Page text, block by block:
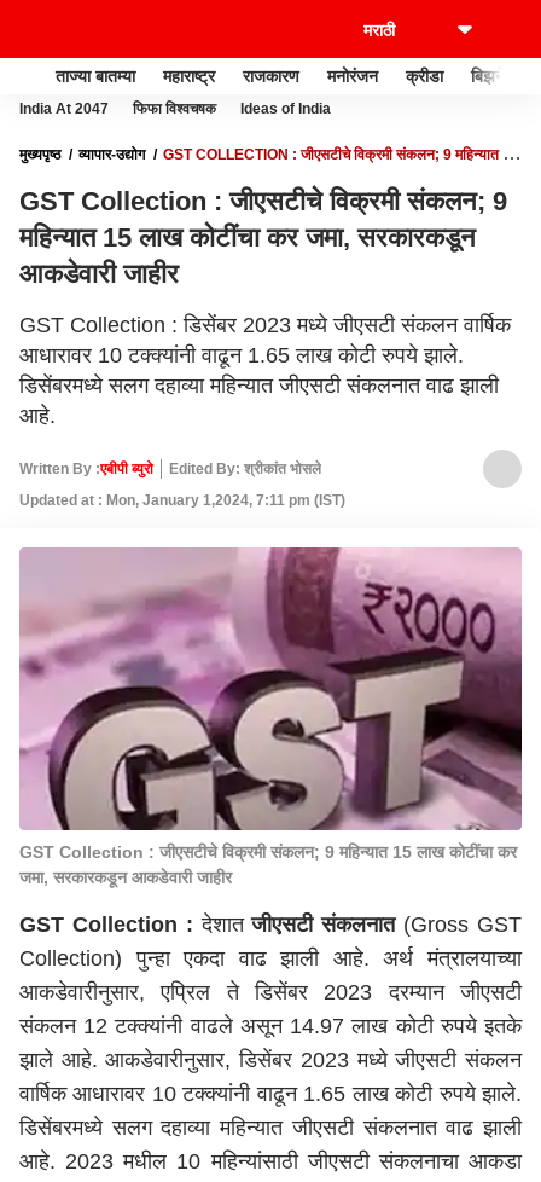
ताज्या बातम्या महाराष्ट्र राजकारण मनोरंजन क्रीडा बिझनेस
India At 2047 फिफा विश्वचषक Ideas of India
मुख्यपृष्ठ व्यापार-उद्योग
GST COLLECTION : जीएसटीचे विक्रमी संकलन; 9 महिन्यात 15
GST Collection : जीएसटीचे विक्रमी संकलन; 9
महिन्यात 15 लाख कोटींचा कर जमा, सरकारकडून
आकडेवारी जाहीर
GST Collection : डिसेंबर 2023 मध्ये जीएसटी संकलन वार्षिक
आधारावर 10 टक्क्यांनी वाढून 1.65 लाख कोटी रुपये झाले.
डिसेंबरमध्ये सलग दहाव्या महिन्यात जीएसटी संकलनात वाढ झाली
आहे.
Written By :एबीपी ब्युरो
Edited By: श्रीकांत भोसले
Updated at : Mon, January 1,2024, 7:11 pm (IST)
GST Collection : जीएसटीचे विक्रमी संकलन; 9 महिन्यात 15 लाख कोटींचा कर
जमा, सरकारकडून आकडेवारी जाहीर
GST Collection : देशातजीएसटी संकलनात(Gross GST
Collection) पुन्हा एकदा वाढ झाली आहे. अर्थ मंत्रालयाच्या
आकडेवारीनुसार, एप्रिल ते डिसेंबर 2023 दरम्यान जीएसटी
संकलन 12 टक्क्यांनी वाढले असून 14.97 लाख कोटी रुपये इतके
झाले आहे. आकडेवारीनुसार, डिसेंबर 2023 मध्ये जीएसटी संकलन
वार्षिक आधारावर 10 टक्क्यांनी वाढून 1.65 लाख कोटी रुपये झाले.
डिसेंबरमध्ये सलग दहाव्या महिन्यात जीएसटी संकलनात वाढ झाली
आहे. 2023 मधील 10 महिन्यांसाठी जीएसटी संकलनाचा आकडा